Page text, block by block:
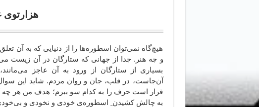
هزارتوی غیرت
هیچ‌گاه نمی‌توان اسطوره‌ها را از دنیایی که به آن
و چه هنر. جدا از جهانی که ستارگان در آن زیست
بسیاری از ستارگان از ورود به آن عاجز
آن‌جاست، در قلب، جان و روان مردم. شاید این
قرار است حرف را به کدام سو ببرم؛ هدف من هر چه
به چالش کشیدن ِ اسطوره‌ی خودی و نخودی و